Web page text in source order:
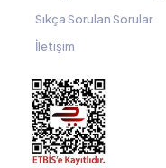
Sıkça Sorulan Sorular
İletişim